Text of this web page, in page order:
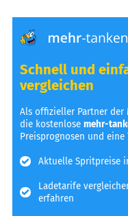
Schnell und
vergleichen
Als offizieller Partner
die kostenlosemehr-
Preisprognosen und
Aktuelle Spritpreise
Ladetarife
erfahren